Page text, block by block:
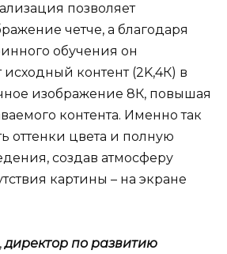
позволяет
четче, а благодаря
обучения он
контент (2K,4К) в
изображение 8К, повышая
контента. Именно так
оттенки цвета и полную
создав атмосферу
картины – на экране
,директор по развитию